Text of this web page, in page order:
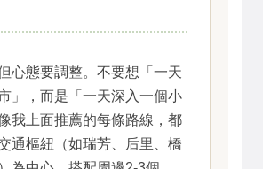
心態要調整。不要想「一天
」，而是「一天深入一個小
我上面推薦的每條路線，都
通樞紐（如瑞芳、后里、橋